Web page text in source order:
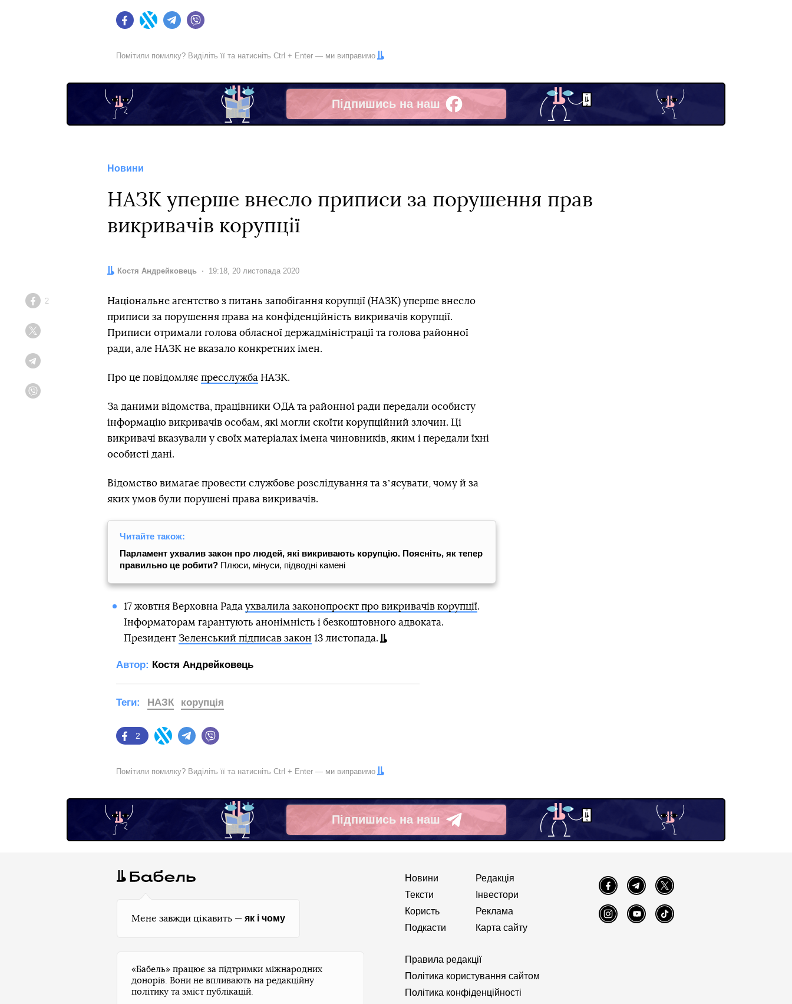
FacebookTwitter Telegram
Помітили помилку? Виділіть її та натисніть Ctrl + Enter — ми виправимо
Підпишись на наш
Facebook
Новини
НАЗК уперше внесло приписи за порушення прав
викривачів корупції
Автор:
Костя Андрейковець Дата:
19:18, 20 листопада 2020
Facebook
2
Національне агентство з питань запобігання корупції (НАЗК) уперше внесло
приписи за порушення права на конфіденційність викривачів корупції.
Приписи отримали голова обласної держадміністрації та голова районної
ради, але НАЗК не вказало конкретних імен.
Про це повідомляє пресслужба НАЗК.
За даними відомства, працівники ОДА та районної ради передали особисту
інформацію викривачів особам, які могли скоїти корупційний злочин. Ці
викривачі вказували у своїх матеріалах імена чиновників, яким і передали їхні
особисті дані.
Відомство вимагає провести службове розслідування та зʼясувати, чому й за
яких умов були порушені права викривачів.
Читайте також:
Парламент ухвалив закон про людей, які викривають корупцію. Поясніть, як тепер
правильно це робити? Плюси, мінуси, підводні камені
17 жовтня Верховна Рада ухвалила законопроєкт про викривачів корупції.
Інформаторам гарантують анонімність і безкоштовного адвоката.
Президент Зеленський підписав закон 13 листопада.
Автор: Костя Андрейковець
Facebook
2
Twitter Telegram
Теги: НАЗК корупція
Помітили помилку? Виділіть її та натисніть Ctrl + Enter — ми виправимо
Підпишись на наш
Telegram
Мене завжди цікавить — як і чому
Новини
Тексти
Користь
Подкасти
Редакція
Інвестори
Реклама
Карта сайту
FacebookTelegram Twitter
InstagramYouTube TikTok
Правила редакції
Політика користування сайтом
Політика конфіденційності
«Бабель» працює за підтримки міжнародних
донорів. Вони не впливають на редакційну
політику та зміст публікацій.